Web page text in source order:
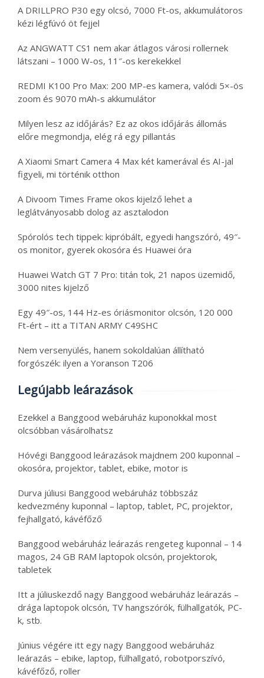
A DRILLPRO P30 egy olcsó, 7000 Ft-os, akkumulátoros
kézi légfúvó öt fejjel
Az ANGWATT CS1 nem akar átlagos városi rollernek
látszani – 1000 W-os, 11″-os kerekekkel
REDMI K100 Pro Max: 200 MP-es kamera, valódi 5×-ös
zoom és 9070 mAh-s akkumulátor
Milyen lesz az időjárás? Ez az okos időjárás állomás
előre megmondja, elég rá egy pillantás
A Xiaomi Smart Camera 4 Max két kamerával és AI-jal
figyeli, mi történik otthon
A Divoom Times Frame okos kijelző lehet a
leglátványosabb dolog az asztalodon
Spórolós tech tippek: kipróbált, egyedi hangszóró, 49″-
os monitor, gyerek okosóra és Huawei óra
Huawei Watch GT 7 Pro: titán tok, 21 napos üzemidő,
3000 nites kijelző
Egy 49″-os, 144 Hz-es óriásmonitor olcsón, 120 000
Ft-ért – itt a TITAN ARMY C49SHC
Nem versenyülés, hanem sokoldalúan állítható
forgószék: ilyen a Yoranson T206
Legújabb leárazások
Ezekkel a Banggood webáruház kuponokkal most
olcsóbban vásárolhatsz
Hóvégi Banggood leárazások majdnem 200 kuponnal –
okosóra, projektor, tablet, ebike, motor is
Durva júliusi Banggood webáruház többszáz
kedvezmény kuponnal – laptop, tablet, PC, projektor,
fejhallgató, kávéfőző
Banggood webáruház leárazás rengeteg kuponnal – 14
magos, 24 GB RAM laptopok olcsón, projektorok,
tabletek
Itt a júliuskezdő nagy Banggood webáruház leárazás –
drága laptopok olcsón, TV hangszórók, fülhallgatók, PC-
k, stb.
Június végére itt egy nagy Banggood webáruház
leárazás – ebike, laptop, fülhallgató, robotporszívó,
kávéfőző, roller